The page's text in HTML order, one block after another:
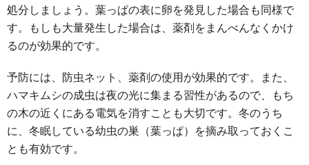
処分しましょう。葉っぱの表に卵を発見した場合も同様で
す。もしも大量発生した場合は、薬剤をまんべんなくかけ
るのが効果的です。
予防には、防虫ネット、薬剤の使用が効果的です。また、
ハマキムシの成虫は夜の光に集まる習性があるので、もち
の木の近くにある電気を消すことも大切です。冬のうち
に、冬眠している幼虫の巣（葉っぱ）を摘み取っておくこ
とも有効です。